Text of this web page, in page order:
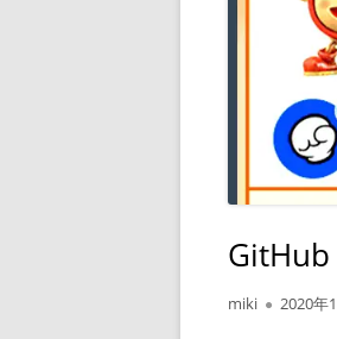
ー
GitHub
作
miki
公
2020年